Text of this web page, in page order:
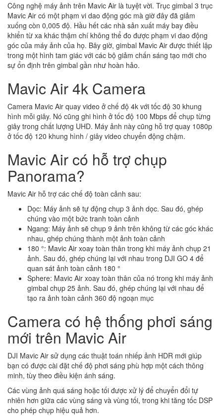
Công nghệ máy ảnh trên Mavic Air là tuyệt vời. Trục gimbal 3 trục
Mavic Air có một phạm vi dao động góc mà giờ đây đã giảm
xuống còn 0,005 độ. Hầu hết các nhà sản xuất máy bay điều
khiển từ xa khác thậm chí không thể đo được phạm vi dao động
góc của máy ảnh của họ. Bây giờ, gimbal Mavic Air được thiết lập
trong một hình tam giác với các bộ giảm chấn sáng tạo mới cho
sự ổn định trên gimbal gần như hoàn hảo.
Mavic Air 4k Camera
Camera Mavic Air quay video ở chế độ 4k với tốc độ 30 khung
hình mỗi giây. Nó cũng ghi hình ở tốc độ 100 Mbps để chụp từng
giây trong chất lượng UHD. Máy ảnh này cũng hỗ trợ quay 1080p
ở tốc độ 120 khung hình / giây video chuyển động chậm.
Mavic Air có hỗ trợ chụp
Panorama?
Mavic Air hỗ trợ các chế độ toàn cảnh sau:
Dọc: Máy ảnh sẽ tự động chụp 3 ảnh dọc. Sau đó, ghép
chúng vào một bức tranh toàn cảnh
Ngang: Máy ảnh sẽ chụp 9 ảnh trên không từ các góc khác
nhau, ghép chúng thành một ảnh toàn cảnh
180 °: Mavic Air xoay toàn thân trong khi máy ảnh chụp 21
ảnh. Sau đó, ghép chúng lại với nhau trong DJI GO 4 để
quan sát ảnh toàn cảnh 180 °
Sphere: Mavic Air xoay toàn thân của nó trong khi máy ảnh
gimbal chụp 25 ảnh. Sau đó, ghép chúng lại với nhau để
tạo ra ảnh toàn cảnh 360 độ ngoạn mục
Camera có hệ thống phơi sáng
mới trên Mavic Air
DJI Mavic Air sử dụng các thuật toán nhiếp ảnh HDR mới giúp
bạn có được cài đặt chế độ phơi sáng phù hợp một cách thông
minh, tùy theo điều kiện ánh sáng.
Các vùng ảnh quá sáng hoặc tối được xử lý để chuyển đổi tự
nhiên hơn giữa các vùng sáng và vùng tối, trong khi tăng tốc DSP
cho phép chụp hiệu quả hơn.